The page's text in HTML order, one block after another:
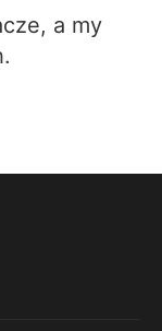
a my